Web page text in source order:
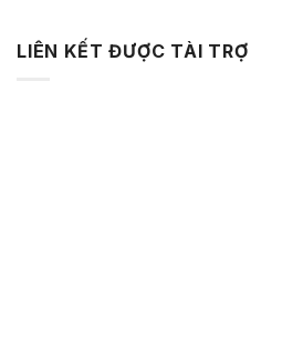
LIÊN KẾT ĐƯỢC TÀI TRỢ